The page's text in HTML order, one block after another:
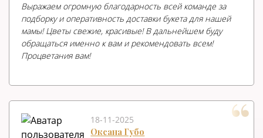
Выражаем огромную благодарность всей команде за
подборку и оперативность доставки букета для нашей
мамы! Цветы свежие, красивые! В дальнейшем буду
обращаться именно к вам и рекомендовать всем!
Процветания вам!
18-11-2025
Оксана Губо